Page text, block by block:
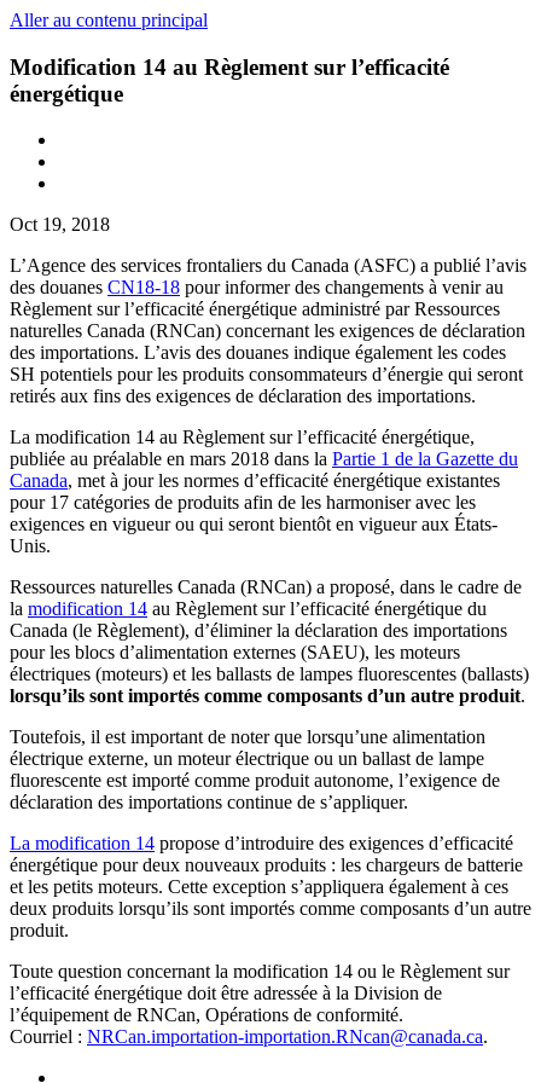
Aller au contenu principal
Modification 14 au Règlement sur l’efficacité
énergétique
Oct 19, 2018
L’Agence des services frontaliers du Canada (ASFC) a publié l’avis
des douanes CN18-18 pour informer des changements à venir au
Règlement sur l’efficacité énergétique administré par Ressources
naturelles Canada (RNCan) concernant les exigences de déclaration
des importations. L’avis des douanes indique également les codes
SH potentiels pour les produits consommateurs d’énergie qui seront
retirés aux fins des exigences de déclaration des importations.
La modification 14 au Règlement sur l’efficacité énergétique,
publiée au préalable en mars 2018 dans la Partie 1 de la Gazette du
Canada, met à jour les normes d’efficacité énergétique existantes
pour 17 catégories de produits afin de les harmoniser avec les
exigences en vigueur ou qui seront bientôt en vigueur aux États-
Unis.
Ressources naturelles Canada (RNCan) a proposé, dans le cadre de
la modification 14 au Règlement sur l’efficacité énergétique du
Canada (le Règlement), d’éliminer la déclaration des importations
pour les blocs d’alimentation externes (SAEU), les moteurs
électriques (moteurs) et les ballasts de lampes fluorescentes (ballasts)
lorsqu’ils sont importés comme composants d’un autre produit.
Toutefois, il est important de noter que lorsqu’une alimentation
électrique externe, un moteur électrique ou un ballast de lampe
fluorescente est importé comme produit autonome, l’exigence de
déclaration des importations continue de s’appliquer.
La modification 14 propose d’introduire des exigences d’efficacité
énergétique pour deux nouveaux produits : les chargeurs de batterie
et les petits moteurs. Cette exception s’appliquera également à ces
deux produits lorsqu’ils sont importés comme composants d’un autre
produit.
Toute question concernant la modification 14 ou le Règlement sur
l’efficacité énergétique doit être adressée à la Division de
l’équipement de RNCan, Opérations de conformité.
Courriel : NRCan.importation-importation.RNcan@canada.ca.